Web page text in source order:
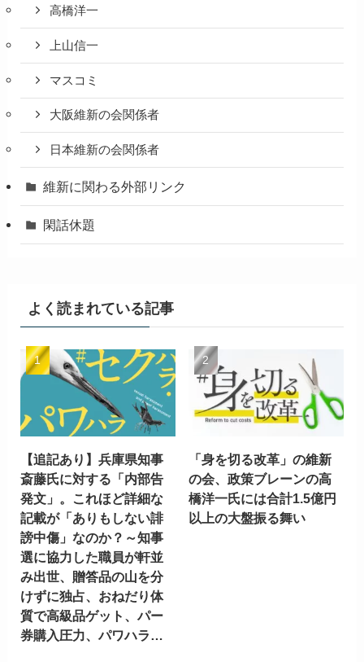
高橋洋一
上山信一
マスコミ
大阪維新の会関係者
日本維新の会関係者
維新に関わる外部リンク
閑話休題
よく読まれている記事
【追記あり】兵庫県知事
斎藤氏に対する「内部告
発文」。これほど詳細な
記載が「ありもしない誹
謗中傷」なのか？～知事
選に協力した職員が軒並
み出世、贈答品の山を分
けずに独占、おねだり体
質で高級品ゲット、パー
券購入圧力、パワハラ…
「身を切る改革」の維新
の会、政策ブレーンの高
橋洋一氏には合計1.5億円
以上の大盤振る舞い